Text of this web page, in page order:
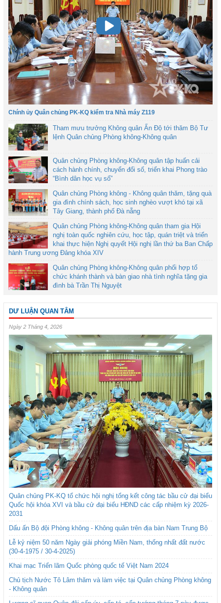
Chính ủy Quân chủng PK-KQ kiểm tra Nhà máy Z119
Tham mưu trưởng Không quân Ấn Độ tới thăm Bộ Tư
lệnh Quân chủng Phòng không-Không quân
Quân chủng Phòng không-Không quân tập huấn cải
cách hành chính, chuyển đổi số, triển khai Phong trào
“Bình dân học vụ số”
Quân chủng Phòng không - Không quân thăm, tặng quà
gia đình chính sách, học sinh nghèo vượt khó tại xã
Tây Giang, thành phố Đà nẵng
Quân chủng Phòng không-Không quân tham gia Hội
nghị toàn quốc nghiên cứu, học tập, quán triệt và triển
khai thực hiện Nghị quyết Hội nghị lần thứ ba Ban Chấp
hành Trung ương Đảng khóa XIV
Quân chủng Phòng không-Không quân phối hợp tổ
chức khánh thành và bàn giao nhà tình nghĩa tặng gia
đình bà Trần Thị Nguyệt
DƯ LUẬN QUAN TÂM
Ngày 2 Tháng 4, 2026
Quân chủng PK-KQ tổ chức hội nghị tổng kết công tác bầu cử đại biểu
Quốc hội khóa XVI và bầu cử đại biểu HĐND các cấp nhiệm kỳ 2026-
2031
Dấu ấn Bộ đội Phòng không - Không quân trên địa bàn Nam Trung Bộ
Lễ kỷ niệm 50 năm Ngày giải phóng Miền Nam, thống nhất đất nước
(30-4-1975 / 30-4-2025)
Khai mạc Triển lãm Quốc phòng quốc tế Việt Nam 2024
Chủ tịch Nước Tô Lâm thăm và làm việc tại Quân chủng Phòng không
- Không quân